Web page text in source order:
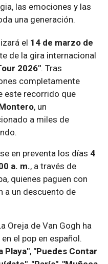
las emociones y las
una generación.
el 14 de marzo de
de la gira internacional
2026". Tras
completamente
este recorrido que
, un
a miles de
en preventa los días 4
a. m., a través de
quienes paguen con
a un descuento de
Oreja de Van Gogh ha
el pop en español.
Playa", "Puedes Contar